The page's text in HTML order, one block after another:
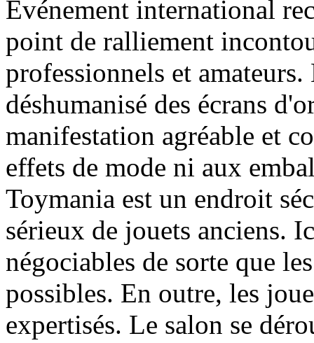
Evénement international
point de ralliement
professionnels et
déshumanisé des écrans
manifestation agréable et
effets de mode ni aux
Toymania est un endroit
sérieux de jouets anciens.
négociables de sorte que
possibles. En outre, les
expertisés. Le salon se